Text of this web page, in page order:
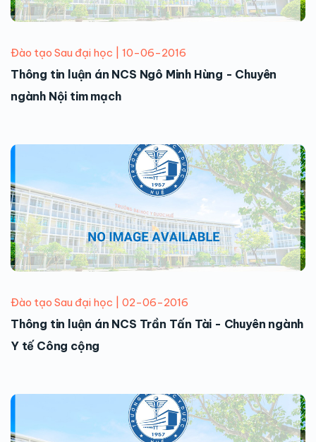
Đào tạo Sau đại học | 10-06-2016
Thông tin luận án NCS Ngô Minh Hùng - Chuyên
ngành Nội tim mạch
Đào tạo Sau đại học | 02-06-2016
Thông tin luận án NCS Trần Tấn Tài - Chuyên ngành
Y tế Công cộng